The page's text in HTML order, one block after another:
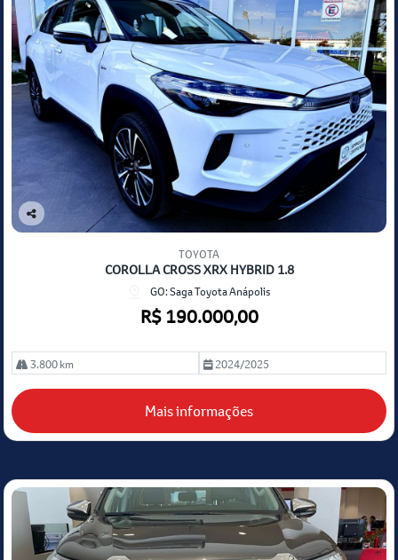
Co
TOYOTA
COROLLA CROSS XRX HYBRID 1.8
GO: Saga Toyota Anápolis
R$ 190.000,00
3.800 km 2024/2025
Mais informações